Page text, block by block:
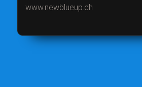
www.newblueup.ch